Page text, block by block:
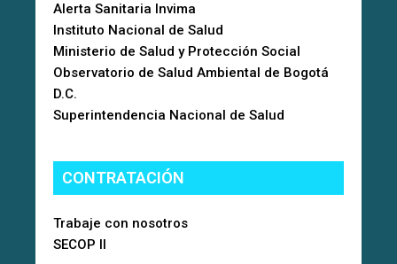
Alerta Sanitaria Invima
Instituto Nacional de Salud
Ministerio de Salud y Protección Social
Observatorio de Salud Ambiental de Bogotá
D.C.
Superintendencia Nacional de Salud
CONTRATACIÓN
Trabaje con nosotros
SECOP II